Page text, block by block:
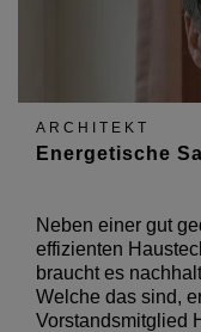
ARCHITEKT
Energetische
Neben einer gut
effizienten
braucht es
Welche das sind,
Vorstandsmitglied